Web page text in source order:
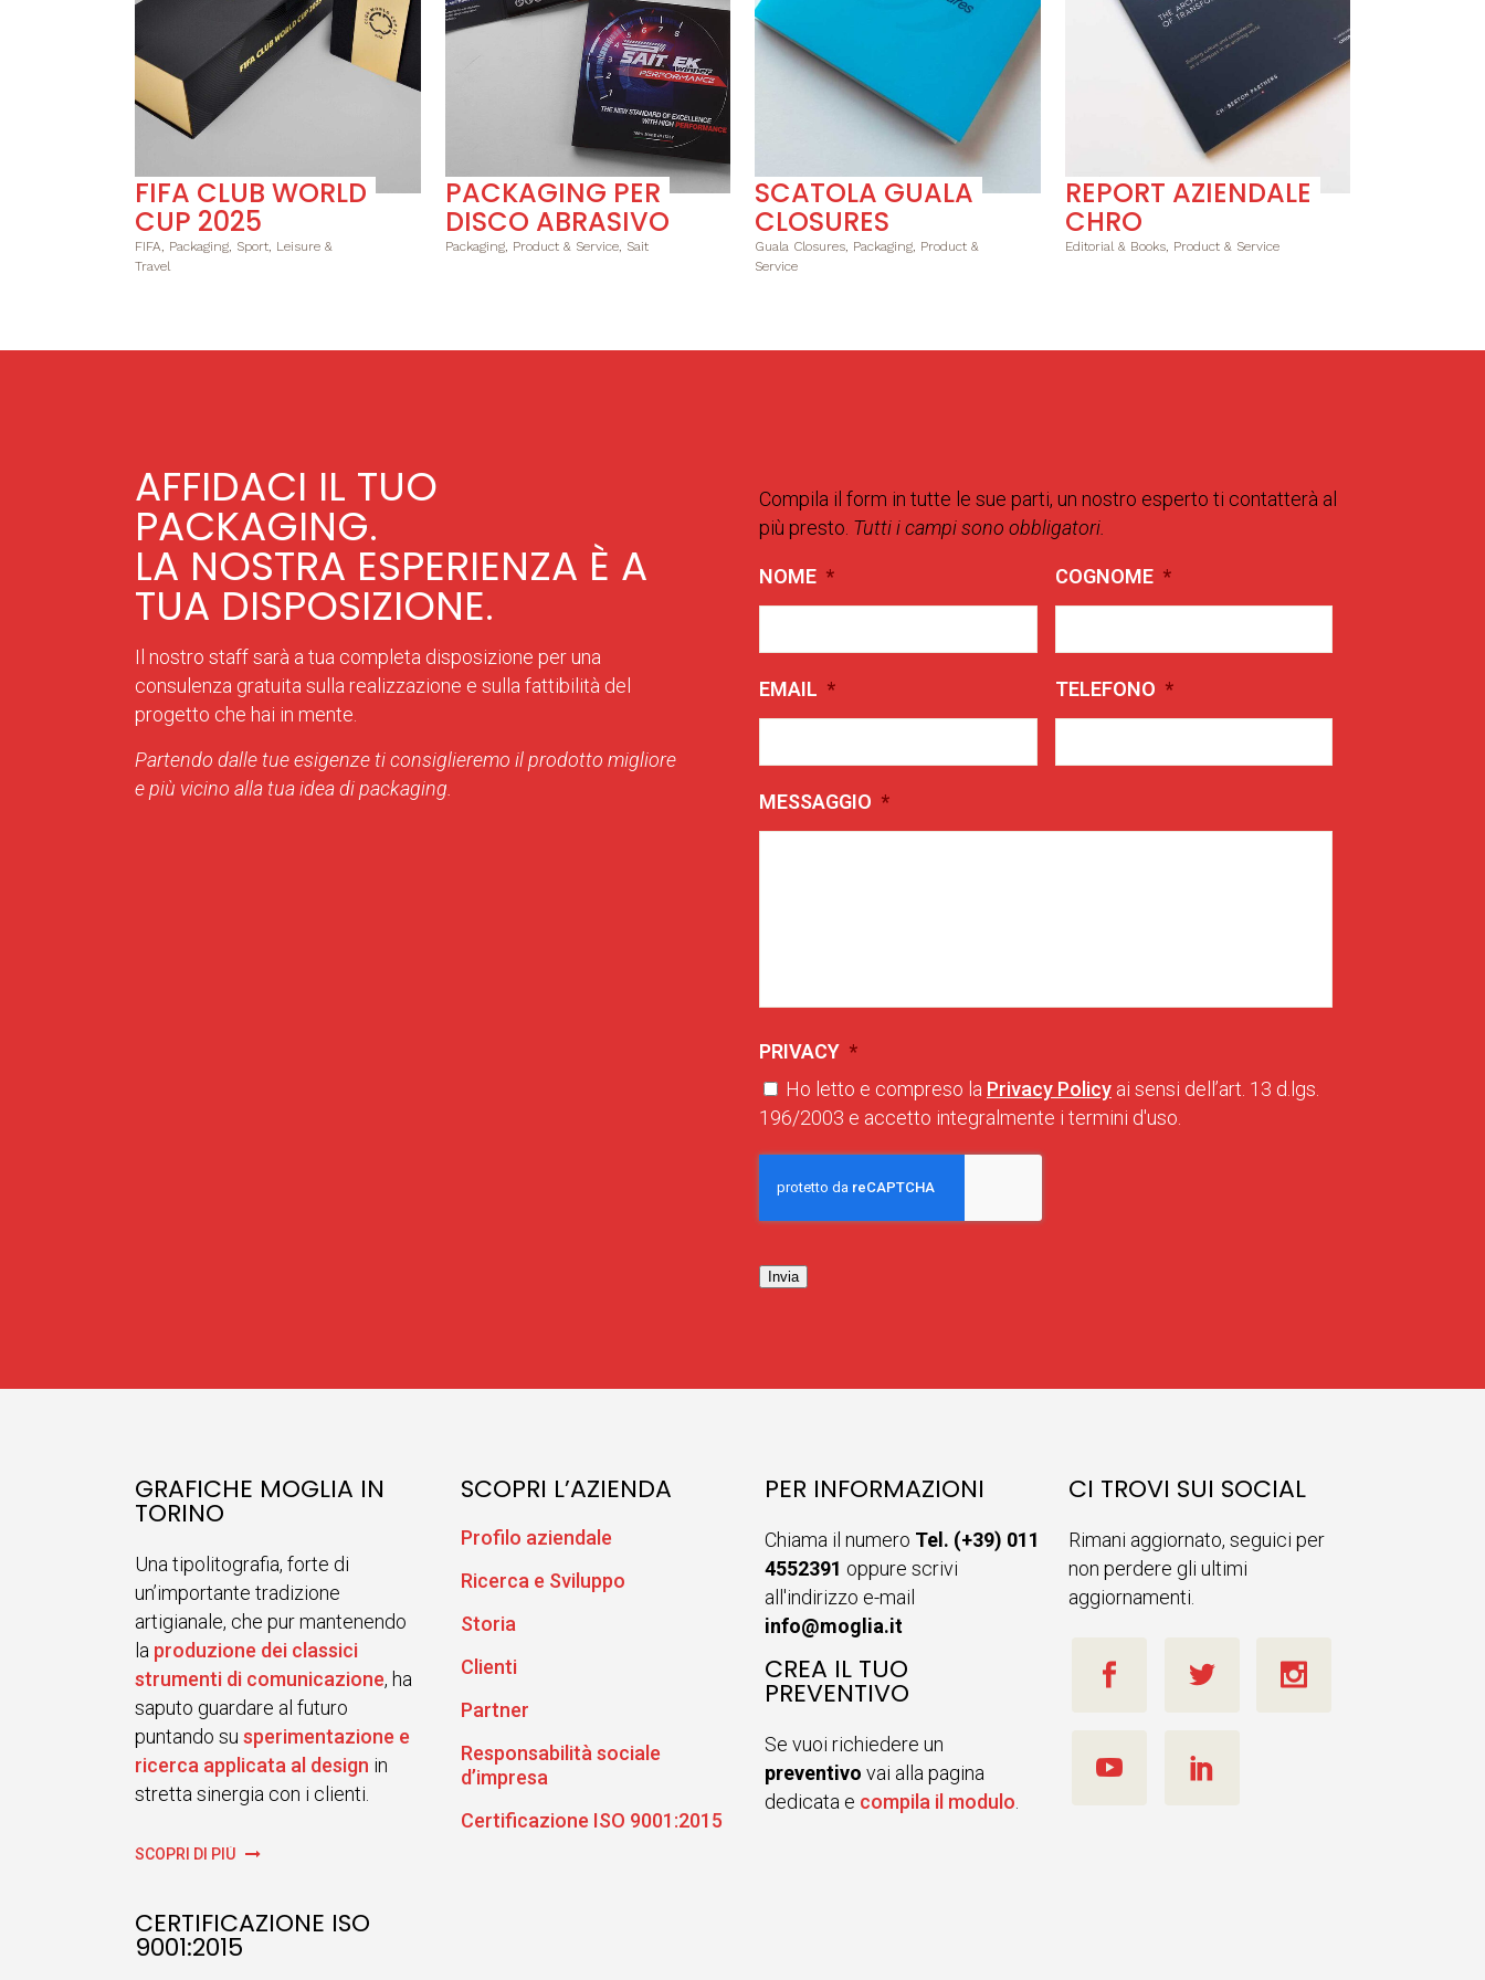
FIFA CLUB WORLD
CUP 2025
FIFA, Packaging, Sport, Leisure &
Travel
PACKAGING PER
DISCO ABRASIVO
Packaging, Product & Service, Sait
SCATOLA GUALA
CLOSURES
Guala Closures, Packaging, Product &
Service
REPORT AZIENDALE
CHRO
Editorial & Books, Product & Service
AFFIDACI IL TUO
PACKAGING.
LA NOSTRA ESPERIENZA È A
TUA DISPOSIZIONE.
Il nostro staff sarà a tua completa disposizione per una
consulenza gratuita sulla realizzazione e sulla fattibilità del
progetto che hai in mente.
Partendo dalle tue esigenze ti consiglieremo il prodotto migliore
e più vicino alla tua idea di packaging.
Compila il form in tutte le sue parti, un nostro esperto ti contatterà al
più presto. Tutti i campi sono obbligatori.
NOME * COGNOME *
EMAIL * TELEFONO *
MESSAGGIO *
PRIVACY *
Ho letto e compreso la Privacy Policy ai sensi dell’art. 13 d.lgs.
196/2003 e accetto integralmente i termini d'uso.
Invia
GRAFICHE MOGLIA IN
TORINO
Una tipolitografia, forte di
un’importante tradizione
artigianale, che pur mantenendo
la produzione dei classici
strumenti di comunicazione, ha
saputo guardare al futuro
puntando su sperimentazione e
ricerca applicata al design in
stretta sinergia con i clienti.
SCOPRI DI PIÙ
CERTIFICAZIONE ISO
9001:2015
SCOPRI L’AZIENDA
Profilo aziendale
Ricerca e Sviluppo
Storia
Clienti
Partner
Responsabilità sociale
d’impresa
Certificazione ISO 9001:2015
PER INFORMAZIONI
Chiama il numero Tel. (+39) 011
4552391 oppure scrivi
all'indirizzo e-mail
info@moglia.it
CREA IL TUO
PREVENTIVO
Se vuoi richiedere un
preventivo vai alla pagina
dedicata e compila il modulo.
CI TROVI SUI SOCIAL
Rimani aggiornato, seguici per
non perdere gli ultimi
aggiornamenti.